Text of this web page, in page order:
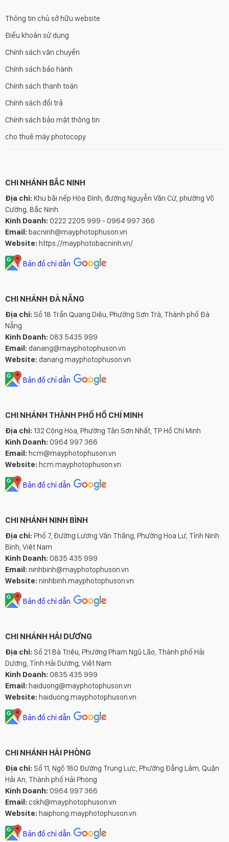
Thông tin chủ sở hữu website
Điều khoản sử dụng
Chính sách vận chuyển
Chính sách bảo hành
Chính sách thanh toán
Chính sách đổi trả
Chính sách bảo mật thông tin
cho thuê máy photocopy
CHI NHÁNH BẮC NINH
Địa chỉ: Khu bãi nếp Hòa Đình, đường Nguyễn Văn Cừ, phường Võ
Cường, Bắc Ninh.
Kinh Doanh: 0222 2205 999 - 0964 997 366
Email: bacninh@mayphotophuson.vn
Website: https://mayphotobacninh.vn/
Bản đồ chỉ dẫn
CHI NHÁNH ĐÀ NẴNG
Địa chỉ: Số 18 Trần Quang Diệu, Phường Sơn Trà, Thành phố Đà
Nẵng
Kinh Doanh: 083 5435 999
Email: danang@mayphotophuson.vn
Website: danang.mayphotophuson.vn
Bản đồ chỉ dẫn
CHI NHÁNH THÀNH PHỐ HỒ CHÍ MINH
Địa chỉ: 132 Cộng Hòa, Phường Tân Sơn Nhất, TP Hồ Chí Minh
Kinh Doanh: 0964 997 366
Email: hcm@mayphotophuson.vn
Website: hcm.mayphotophuson.vn
Bản đồ chỉ dẫn
CHI NHÁNH NINH BÌNH
Địa chỉ: Phố 7, Đường Lương Văn Thăng, Phường Hoa Lư, Tỉnh Ninh
Bình, Việt Nam
Kinh Doanh: 0835 435 999
Email: ninhbinh@mayphotophuson.vn
Website: ninhbinh.mayphotophuson.vn
Bản đồ chỉ dẫn
CHI NHÁNH HẢI DƯƠNG
Địa chỉ: Số 21 Bà Triệu, Phường Phạm Ngũ Lão, Thành phố Hải
Dương, Tỉnh Hải Dương, Việt Nam
Kinh Doanh: 0835 435 999
Email: haiduong@mayphotophuson.vn
Website: haiduong.mayphotophuson.vn
Bản đồ chỉ dẫn
CHI NHÁNH HẢI PHÒNG
Địa chỉ: Số 11, Ngõ 180 Đường Trung Lực, Phường Đằng Lâm, Quận
Hải An, Thành phố Hải Phòng
Kinh Doanh: 0964 997 366
Email: cskh@mayphotophuson.vn
Website: haiphong.mayphotophuson.vn
Bản đồ chỉ dẫn